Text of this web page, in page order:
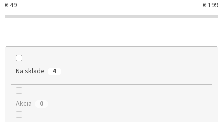
€49 €199
Na sklade 4
Akcia 0